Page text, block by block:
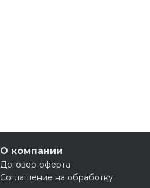
О компании
Договор-оферта
Соглашение на обработку